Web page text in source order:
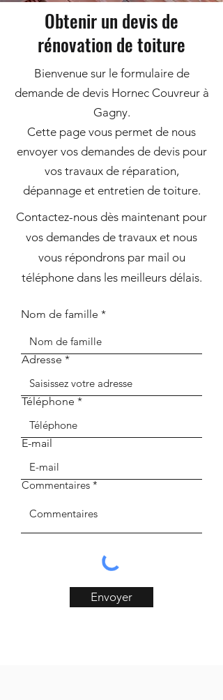
Obtenir un devis de
rénovation de toiture
Bienvenue sur le formulaire de
demande de devis Hornec Couvreur à
Gagny.
Cette page vous permet de nous
envoyer vos demandes de devis pour
vos travaux de réparation,
dépannage et entretien de toiture.
Contactez-nous dès maintenant pour
vos demandes de travaux et nous
vous répondrons par mail ou
téléphone dans les meilleurs délais.
Nom de famille
Adresse
Téléphone
E-mail
Commentaires
Envoyer